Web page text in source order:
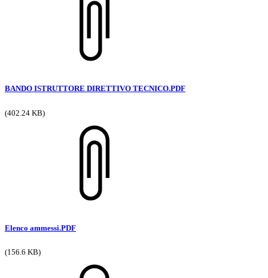
BANDO ISTRUTTORE DIRETTIVO TECNICO.PDF
(402.24 KB)
Elenco ammessi.PDF
(156.6 KB)